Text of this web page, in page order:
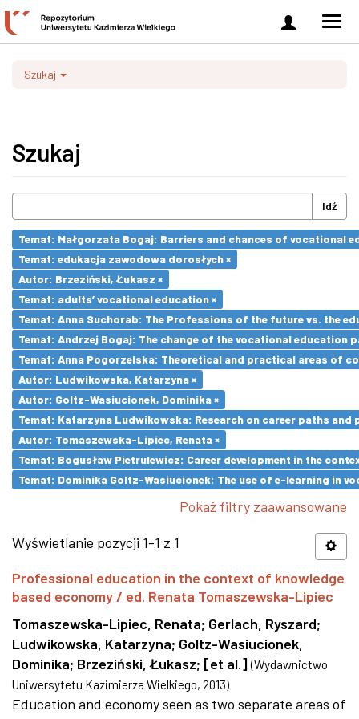
Zaloguj
się
Szukaj
Szukaj
Idź
Temat: Małgorzata Bogaj: Barriers and chances of vocational
Temat: edukacja zawodowa dorosłych ×
Autor: Brzeziński, Łukasz ×
Temat: adults’ vocational education ×
Temat: Anna Suchorab: The Professions of the future vs. the
Temat: Andrzej Bogaj: The change of the vocational education
Temat: Anna Pogorzelska: Theoretical and practical areas of
Autor: Ludwikowska, Katarzyna ×
Autor: Goltz-Wasiucionek, Dominika ×
Temat: Katarzyna Ludwikowska: Research on career paths
Autor: Tomaszewska-Lipiec, Renata ×
Temat: Bogusław Pietrulewicz: Career development in the
Temat: Dominika Goltz-Wasiucionek: The use of e-learning in
Pokaż filtry zaawansowane
Wyświetlanie pozycji 1-1 z 1
Professional education in the context of knowledge
based economy / ed. Renata Tomaszewska-Lipiec
Tomaszewska-Lipiec, Renata; Gerlach, Ryszard;
Ludwikowska, Katarzyna; Goltz-Wasiucionek,
Dominika; Brzeziński, Łukasz; [et al.] (Wydawnictwo
Uniwersytetu Kazimierza Wielkiego, 2013)
Education and economy seen as two separate areas of